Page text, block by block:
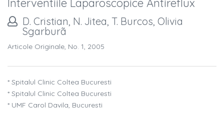
Interventiile Laparoscopice Antireflux
D. Cristian, N. Jitea, T. Burcos, Olivia
Sgarburã
Articole Originale, No. 1, 2005
* Spitalul Clinic Coltea Bucuresti
* Spitalul Clinic Coltea Bucuresti
* UMF Carol Davila, Bucuresti